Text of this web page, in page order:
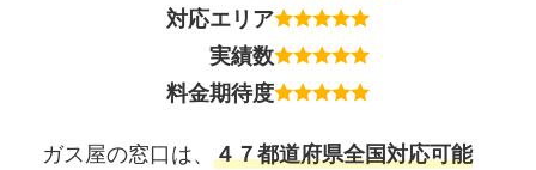
対応エリア
実績数
料金期待度
ガス屋の窓口は、 ４７都道府県全国対応可能